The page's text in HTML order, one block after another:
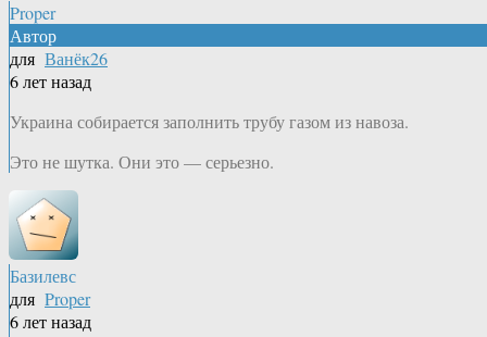
Proper
Автор
для Ванёк26
6 лет назад
Украина собирается заполнить трубу газом из навоза.
Это не шутка. Они это — серьезно.
Базилевс
для Proper
6 лет назад